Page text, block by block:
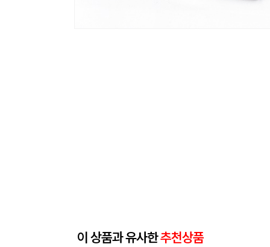
이 상품과 유사한추천상품